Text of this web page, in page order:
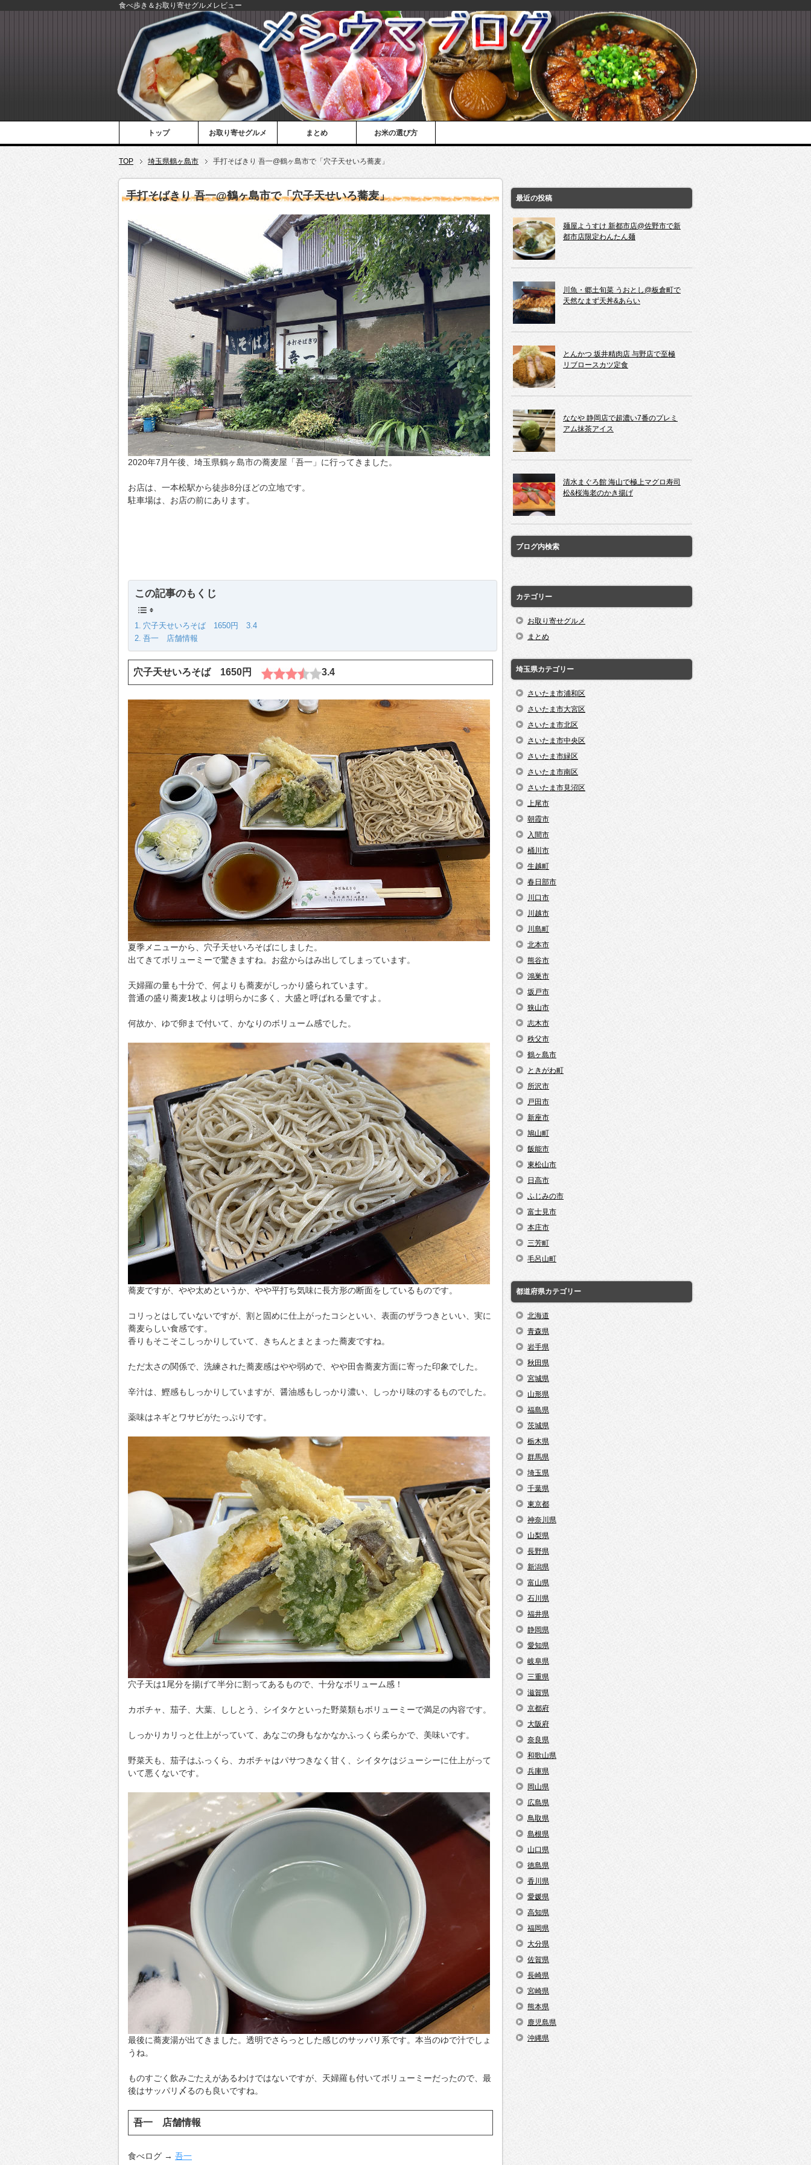
食べ歩き＆お取り寄せグルメレビュー
トップ お取り寄せグルメ まとめ お米の選び方
TOP 埼玉県鶴ヶ島市 手打そばきり 吾一@鶴ヶ島市で「穴子天せいろ蕎麦」
手打そばきり 吾一@鶴ヶ島市で「穴子天せいろ蕎麦」
2020年7月午後、埼玉県鶴ヶ島市の蕎麦屋「吾一」に行ってきました。
お店は、一本松駅から徒歩8分ほどの立地です。
駐車場は、お店の前にあります。
この記事のもくじ
穴子天せいろそば 1650円 3.4
吾一 店舗情報
穴子天せいろそば 1650円 3.4
夏季メニューから、穴子天せいろそばにしました。
出てきてボリューミーで驚きますね。お盆からはみ出してしまっています。
天婦羅の量も十分で、何よりも蕎麦がしっかり盛られています。
普通の盛り蕎麦1枚よりは明らかに多く、大盛と呼ばれる量ですよ。
何故か、ゆで卵まで付いて、かなりのボリューム感でした。
蕎麦ですが、やや太めというか、やや平打ち気味に長方形の断面をしているものです。
コリっとはしていないですが、割と固めに仕上がったコシといい、表面のザラつきといい、実に
蕎麦らしい食感です。
香りもそこそこしっかりしていて、きちんとまとまった蕎麦ですね。
ただ太さの関係で、洗練された蕎麦感はやや弱めで、やや田舎蕎麦方面に寄った印象でした。
辛汁は、鰹感もしっかりしていますが、醤油感もしっかり濃い、しっかり味のするものでした。
薬味はネギとワサビがたっぷりです。
穴子天は1尾分を揚げて半分に割ってあるもので、十分なボリューム感！
カボチャ、茄子、大葉、ししとう、シイタケといった野菜類もボリューミーで満足の内容です。
しっかりカリっと仕上がっていて、あなごの身もなかなかふっくら柔らかで、美味いです。
野菜天も、茄子はふっくら、カボチャはパサつきなく甘く、シイタケはジューシーに仕上がって
いて悪くないです。
最後に蕎麦湯が出てきました。透明でさらっとした感じのサッパリ系です。本当のゆで汁でしょ
うね。
ものすごく飲みごたえがあるわけではないですが、天婦羅も付いてボリューミーだったので、最
後はサッパリ〆るのも良いですね。
吾一 店舗情報
食べログ → 吾一
最近の投稿
麺屋ようすけ 新都市店@佐野市で新
都市店限定わんたん麺
川魚・郷土旬菜 うおとし@板倉町で
天然なまず天丼&あらい
とんかつ 坂井精肉店 与野店で至極
リブロースカツ定食
ななや 静岡店で超濃い7番のプレミ
アム抹茶アイス
清水まぐろ館 海山で極上マグロ寿司
松&桜海老のかき揚げ
ブログ内検索
カテゴリー
お取り寄せグルメ
まとめ
埼玉県カテゴリー
さいたま市浦和区
さいたま市大宮区
さいたま市北区
さいたま市中央区
さいたま市緑区
さいたま市南区
さいたま市見沼区
上尾市
朝霞市
入間市
桶川市
生越町
春日部市
川口市
川越市
川島町
北本市
熊谷市
鴻巣市
坂戸市
狭山市
志木市
秩父市
鶴ヶ島市
ときがわ町
所沢市
戸田市
新座市
鳩山町
飯能市
東松山市
日高市
ふじみの市
富士見市
本庄市
三芳町
毛呂山町
都道府県カテゴリー
北海道
青森県
岩手県
秋田県
宮城県
山形県
福島県
茨城県
栃木県
群馬県
埼玉県
千葉県
東京都
神奈川県
山梨県
長野県
新潟県
富山県
石川県
福井県
静岡県
愛知県
岐阜県
三重県
滋賀県
京都府
大阪府
奈良県
和歌山県
兵庫県
岡山県
広島県
鳥取県
島根県
山口県
徳島県
香川県
愛媛県
高知県
福岡県
大分県
佐賀県
長崎県
宮崎県
熊本県
鹿児島県
沖縄県